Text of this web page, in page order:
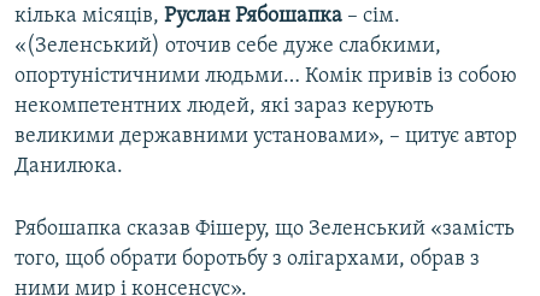
кілька місяців, Руслан Рябошапка – сім.
«(Зеленський) оточив себе дуже слабкими,
опортуністичними людьми… Комік привів із собою
некомпетентних людей, які зараз керують
великими державними установами», – цитує автор
Данилюка.
Рябошапка сказав Фішеру, що Зеленський «замість
того, щоб обрати боротьбу з олігархами, обрав з
ними мир і консенсус».